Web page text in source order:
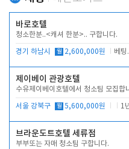
바로호텔
청소한분..<캐셔 한분>.. 구합니다.
경기 하남시 월 2,600,000원
제이베이 관광호텔
수유제이베이호텔에서 청소팀 모집합
서울 강북구 월 5,600,000원 1
브라운도트호텔 세류점
부부또는 자매 청소팀 구합니다.